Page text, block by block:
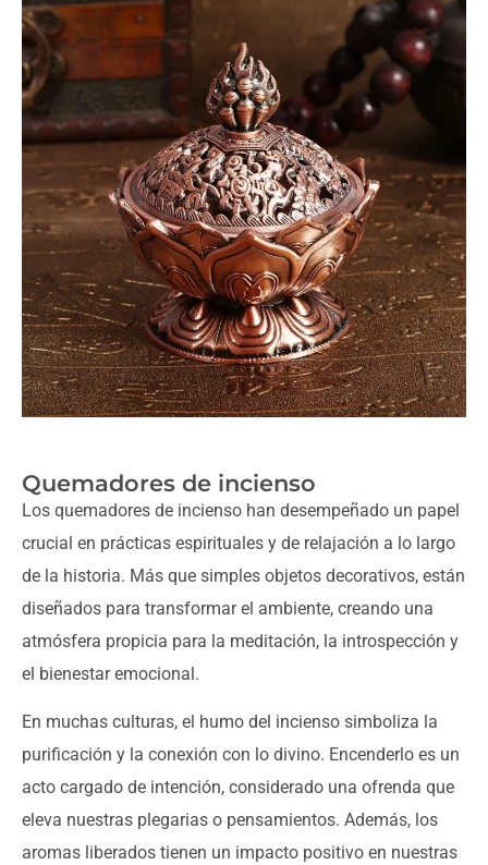
Quemadores de incienso
Los quemadores de incienso han desempeñado un papel
crucial en prácticas espirituales y de relajación a lo largo
de la historia. Más que simples objetos decorativos, están
diseñados para transformar el ambiente, creando una
atmósfera propicia para la meditación, la introspección y
el bienestar emocional.
En muchas culturas, el humo del incienso simboliza la
purificación y la conexión con lo divino. Encenderlo es un
acto cargado de intención, considerado una ofrenda que
eleva nuestras plegarias o pensamientos. Además, los
aromas liberados tienen un impacto positivo en nuestras